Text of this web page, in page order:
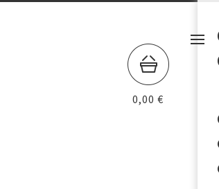
0,00 €